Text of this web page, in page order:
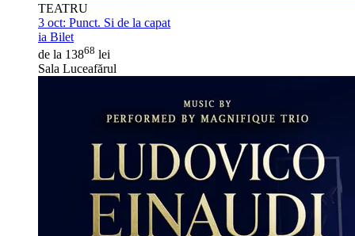
TEATRU
3 oct: Punct. Si de la capat
ia Bilet
de la 13868 lei
Sala Luceafărul